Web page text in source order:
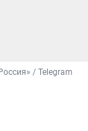
/ Telegram